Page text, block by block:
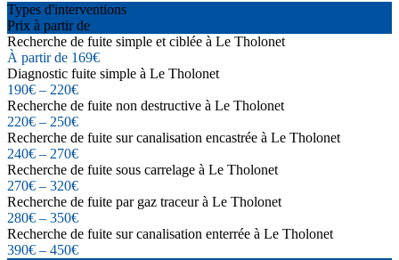
Types d'interventions
Prix à partir de
Recherche de fuite simple et ciblée à Le Tholonet
À partir de 169€
Diagnostic fuite simple à Le Tholonet
190€ – 220€
Recherche de fuite non destructive à Le Tholonet
220€ – 250€
Recherche de fuite sur canalisation encastrée à Le Tholonet
240€ – 270€
Recherche de fuite sous carrelage à Le Tholonet
270€ – 320€
Recherche de fuite par gaz traceur à Le Tholonet
280€ – 350€
Recherche de fuite sur canalisation enterrée à Le Tholonet
390€ – 450€